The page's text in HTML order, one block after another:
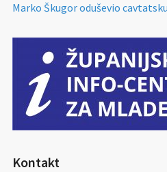
Marko Škugor oduševio
Kontakt